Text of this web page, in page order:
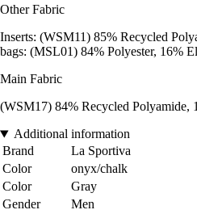
Other Fabric
Inserts: (WSM11) 85% Recycled
bags: (MSL01) 84% Polyester, 16%
Main Fabric
(WSM17) 84% Recycled Polyamide,
Additional information
Brand
La Sportiva
Color
onyx/chalk
Color
Gray
Gender
Men